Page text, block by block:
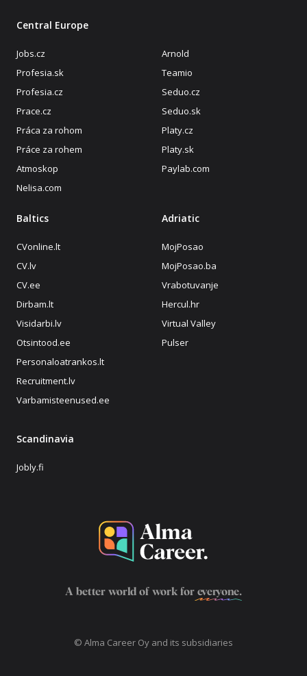
Central Europe
Jobs.cz
Profesia.sk
Profesia.cz
Prace.cz
Práca za rohom
Práce za rohem
Atmoskop
Nelisa.com
Arnold
Teamio
Seduo.cz
Seduo.sk
Platy.cz
Platy.sk
Paylab.com
Baltics
CVonline.lt
CV.lv
CV.ee
Dirbam.lt
Visidarbi.lv
Otsintood.ee
Personaloatrankos.lt
Recruitment.lv
Varbamisteenused.ee
Adriatic
MojPosao
MojPosao.ba
Vrabotuvanje
Hercul.hr
Virtual Valley
Pulser
Scandinavia
Jobly.fi
A better world of work for everyone.
© Alma Career Oy and its subsidiaries